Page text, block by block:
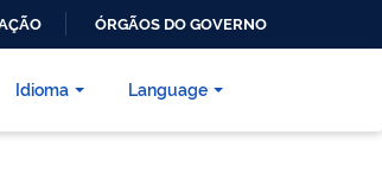
ÓRGÃOS DO GOVERNO
Language
Idioma